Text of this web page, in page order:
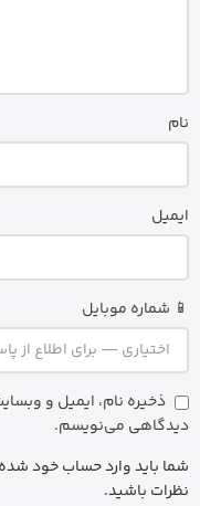
نام
ایمیل
📱 شماره موبایل
ذخیره نام، ایمیل و
دیدگاهی می‌نویسم.
شما باید وارد حساب خود
نظرات باشید.